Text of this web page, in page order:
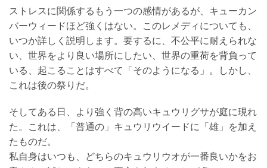
ストレスに関係するもう一つの感情があるが、キューカン
バーウィードほど強くはない。このレメディについても、
いつか詳しく説明します。要するに、不公平に耐えられな
い、世界をより良い場所にしたい、世界の重荷を背負って
いる、起こることはすべて「そのようになる」。しかし、
これは後の祭りだ。
そしてある日、より強く背の高いキュウリグサが庭に現れ
た。これは、「普通の」キュウリウイードに「雄」を加え
たものだ。
私自身はいつも、どちらのキュウリウオが一番良いかをお